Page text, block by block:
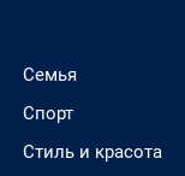
Семья
Спорт
Стиль и красота